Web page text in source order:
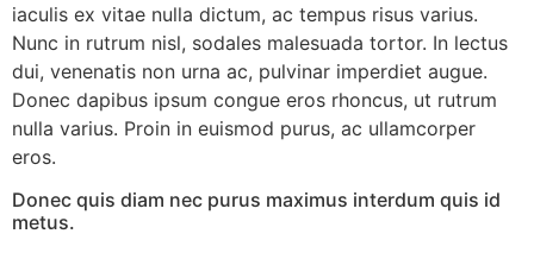
iaculis ex vitae nulla dictum, ac tempus risus varius.
Nunc in rutrum nisl, sodales malesuada tortor. In lectus
dui, venenatis non urna ac, pulvinar imperdiet augue.
Donec dapibus ipsum congue eros rhoncus, ut rutrum
nulla varius. Proin in euismod purus, ac ullamcorper
eros.
Donec quis diam nec purus maximus interdum quis id
metus.